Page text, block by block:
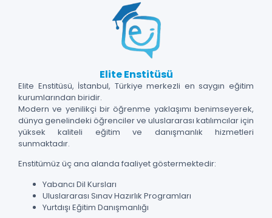
Elite Enstitüsü
Elite Enstitüsü, İstanbul, Türkiye merkezli en saygın eğitim
kurumlarından biridir.
Modern ve yenilikçi bir öğrenme yaklaşımı benimseyerek,
dünya genelindeki öğrenciler ve uluslararası katılımcılar için
yüksek kaliteli eğitim ve danışmanlık hizmetleri
sunmaktadır.
Enstitümüz üç ana alanda faaliyet göstermektedir:
Yabancı Dil Kursları
Uluslararası Sınav Hazırlık Programları
Yurtdışı Eğitim Danışmanlığı